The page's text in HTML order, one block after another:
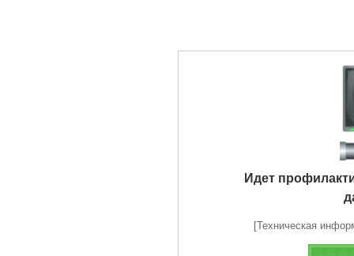
Идет
[Техническая